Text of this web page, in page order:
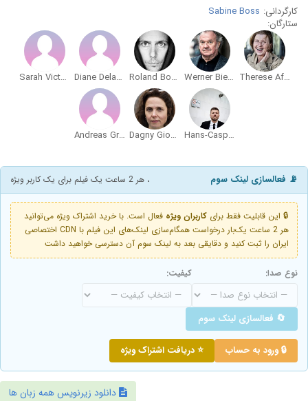
کارگردانی: Sabine Boss
ستارگان:
Therese Affolter
Werner Biermeier
Roland Bonjour
Diane DelaCroix
Sarah Victoria Frick
Hans-Caspar Gattiker
Dagny Gioulami
Andreas Grötzinger
📡 فعالسازی لینک سوم ، هر 2 ساعت یک فیلم برای یک کاربر ویژه
🔒 این قابلیت فقط برای کاربران ویژه فعال است. با خرید اشتراک ویژه می‌توانید
هر 2 ساعت یک‌بار درخواست همگام‌سازی لینک‌های این فیلم با CDN اختصاصی
ایران را ثبت کنید و دقایقی بعد به لینک سوم آن دسترسی خواهید داشت
نوع صدا: کیفیت:
🔄 فعالسازی لینک سوم
🔒 ورود به حساب ⭐ دریافت اشتراک ویژه
دانلود زیرنویس همه زبان ها